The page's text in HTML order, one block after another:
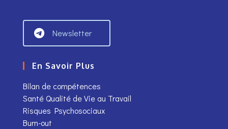
Newsletter
En Savoir Plus
Bilan de compétences
Santé Qualité de Vie au Travail
Risques Psychosociaux
Burn-out